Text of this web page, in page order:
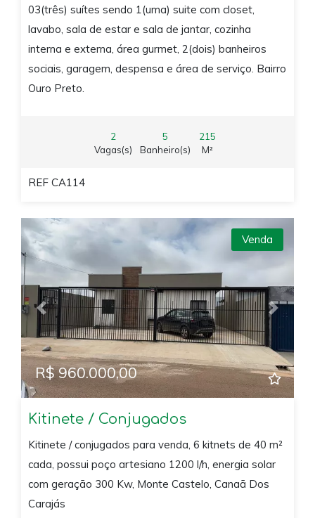
03(três) suítes sendo 1(uma) suite com closet,
lavabo, sala de estar e sala de jantar, cozinha
interna e externa, área gurmet, 2(dois) banheiros
sociais, garagem, despensa e área de serviço. Bairro
Ouro Preto.
2
Vagas(s)
5
Banheiro(s)
215
M²
REF CA114
Previous Next
Venda
R$ 960.000,00
Kitinete / Conjugados
Kitinete / conjugados para venda, 6 kitnets de 40 m²
cada, possui poço artesiano 1200 l/h, energia solar
com geração 300 Kw, Monte Castelo, Canaã Dos
Carajás